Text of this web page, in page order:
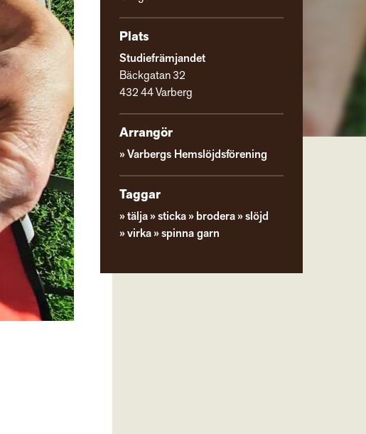
Plats
Studiefrämjandet
Bäckgatan 32
432 44 Varberg
Arrangör
Varbergs Hemslöjdsförening
Taggar
tälja sticka brodera
slöjd
virka
spinna garn